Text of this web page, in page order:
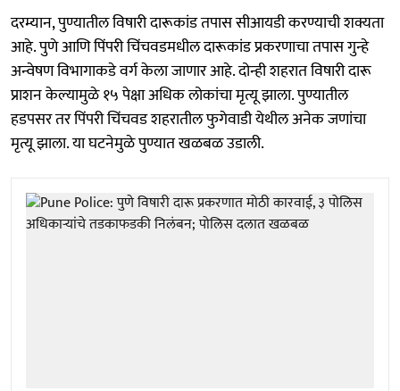
दरम्यान, पुण्यातील विषारी दारूकांड तपास सीआयडी करण्याची शक्यता
आहे. पुणे आणि पिंपरी चिंचवडमधील दारूकांड प्रकरणाचा तपास गुन्हे
अन्वेषण विभागाकडे वर्ग केला जाणार आहे. दोन्ही शहरात विषारी दारू
प्राशन केल्यामुळे १५ पेक्षा अधिक लोकांचा मृत्यू झाला. पुण्यातील
हडपसर तर पिंपरी चिंचवड शहरातील फुगेवाडी येथील अनेक जणांचा
मृत्यू झाला. या घटनेमुळे पुण्यात खळबळ उडाली.